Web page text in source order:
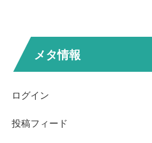
メタ情報
ログイン
投稿フィード